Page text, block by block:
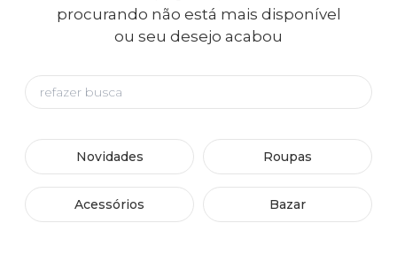
procurando não está mais disponível
ou seu desejo acabou
Novidades Roupas
Acessórios Bazar